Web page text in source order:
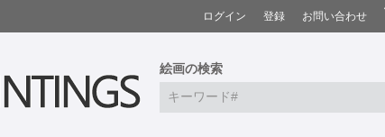
ログイン 登録 お問い合わせ
絵画の検索